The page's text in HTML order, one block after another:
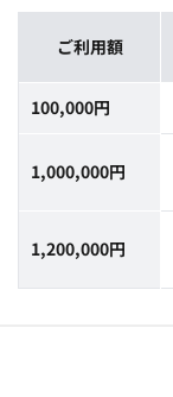
100,000円
1,000,000円
1,200,000円
ご利用額
ご利用額
ご利用額